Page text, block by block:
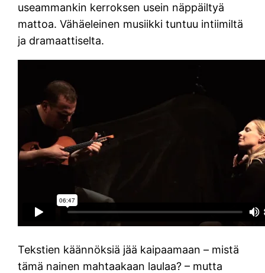
useammankin kerroksen usein näppäiltyä
mattoa. Vähäeleinen musiikki tuntuu intiimiltä
ja dramaattiselta.
Tekstien käännöksiä jää kaipaamaan – mistä
tämä nainen mahtaakaan laulaa? – mutta